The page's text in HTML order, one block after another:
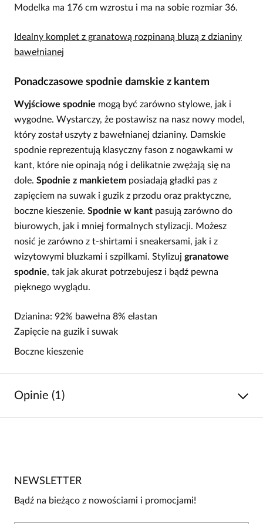
Modelka ma 176 cm wzrostu i ma na sobie rozmiar 36.
Idealny komplet z granatową rozpinaną bluzą z dzianiny
bawełnianej
Ponadczasowe spodnie damskie z kantem
Wyjściowe spodnie mogą być zarówno stylowe, jak i
wygodne. Wystarczy, że postawisz na nasz nowy model,
który został uszyty z bawełnianej dzianiny. Damskie
spodnie reprezentują klasyczny fason z nogawkami w
kant, które nie opinają nóg i delikatnie zwężają się na
dole. Spodnie z mankietem posiadają gładki pas z
zapięciem na suwak i guzik z przodu oraz praktyczne,
boczne kieszenie. Spodnie w kant pasują zarówno do
biurowych, jak i mniej formalnych stylizacji. Możesz
nosić je zarówno z t-shirtami i sneakersami, jak i z
wizytowymi bluzkami i szpilkami. Stylizuj granatowe
spodnie, tak jak akurat potrzebujesz i bądź pewna
pięknego wyglądu.
Dzianina: 92% bawełna 8% elastan
Zapięcie na guzik i suwak
Boczne kieszenie
Opinie (1)
4
3
NEWSLETTER
Bądź na bieżąco z nowościami i promocjami!